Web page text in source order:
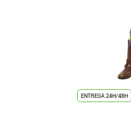
ENTREGA 24H/48H